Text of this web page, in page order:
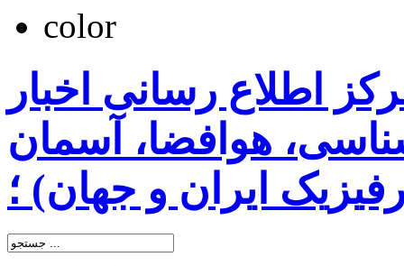
اطلاع رسانی اخبار
هوافضا، آسمان
ایران و جهان) ؛